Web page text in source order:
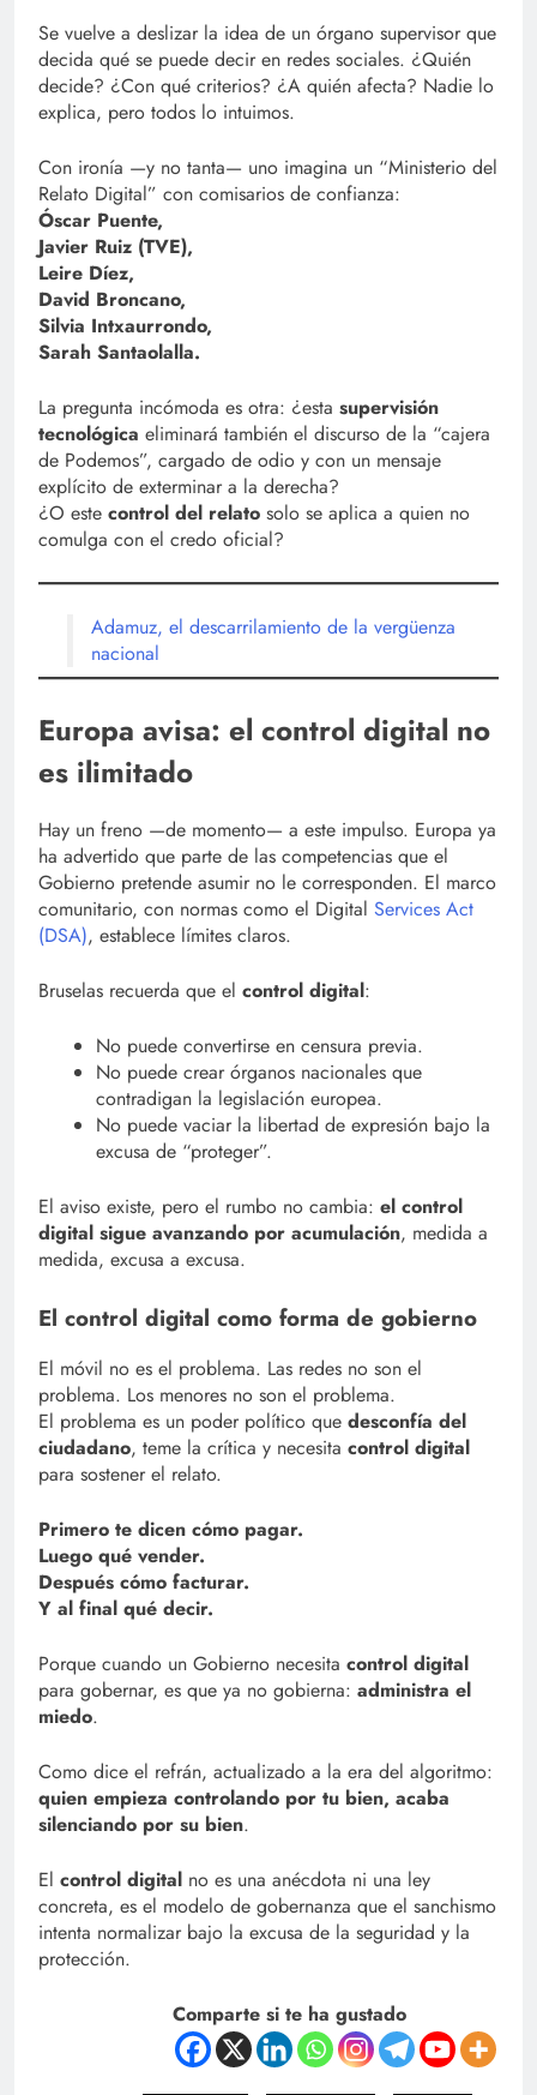
Se vuelve a deslizar la idea de un órgano supervisor que
decida qué se puede decir en redes sociales. ¿Quién
decide? ¿Con qué criterios? ¿A quién afecta? Nadie lo
explica, pero todos lo intuimos.
Con ironía —y no tanta— uno imagina un “Ministerio del
Relato Digital” con comisarios de confianza:
Óscar Puente,
Javier Ruiz (TVE),
Leire Díez,
David Broncano,
Silvia Intxaurrondo,
Sarah Santaolalla.
La pregunta incómoda es otra: ¿esta supervisión
tecnológica eliminará también el discurso de la “cajera
de Podemos”, cargado de odio y con un mensaje
explícito de exterminar a la derecha?
¿O este control del relato solo se aplica a quien no
comulga con el credo oficial?
Adamuz, el descarrilamiento de la vergüenza
nacional
Europa avisa: el control digital no
es ilimitado
Hay un freno —de momento— a este impulso. Europa ya
ha advertido que parte de las competencias que el
Gobierno pretende asumir no le corresponden. El marco
comunitario, con normas como el Digital Services Act
(DSA), establece límites claros.
Bruselas recuerda que el control digital:
No puede convertirse en censura previa.
No puede crear órganos nacionales que
contradigan la legislación europea.
No puede vaciar la libertad de expresión bajo la
excusa de “proteger”.
El aviso existe, pero el rumbo no cambia: el control
digital sigue avanzando por acumulación, medida a
medida, excusa a excusa.
El control digital como forma de gobierno
El móvil no es el problema. Las redes no son el
problema. Los menores no son el problema.
El problema es un poder político que desconfía del
ciudadano, teme la crítica y necesita control digital
para sostener el relato.
Primero te dicen cómo pagar.
Luego qué vender.
Después cómo facturar.
Y al final qué decir.
Porque cuando un Gobierno necesita control digital
para gobernar, es que ya no gobierna: administra el
miedo.
Como dice el refrán, actualizado a la era del algoritmo:
quien empieza controlando por tu bien, acaba
silenciando por su bien.
El control digital no es una anécdota ni una ley
concreta, es el modelo de gobernanza que el sanchismo
intenta normalizar bajo la excusa de la seguridad y la
protección.
Comparte si te ha gustado